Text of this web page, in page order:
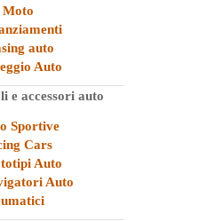
Moto
auto
Auto
e accessori auto
Sportive
Cars
Auto
Auto